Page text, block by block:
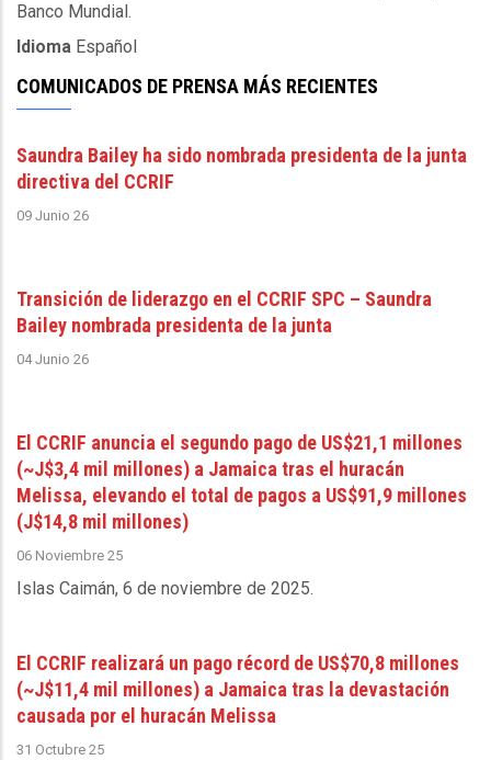
Banco Mundial.
Idioma Español
COMUNICADOS DE PRENSA MÁS RECIENTES
Saundra Bailey ha sido nombrada presidenta de la junta
directiva del CCRIF
09 Junio 26
Transición de liderazgo en el CCRIF SPC – Saundra
Bailey nombrada presidenta de la junta
04 Junio 26
El CCRIF anuncia el segundo pago de US$21,1 millones
(~J$3,4 mil millones) a Jamaica tras el huracán
Melissa, elevando el total de pagos a US$91,9 millones
(J$14,8 mil millones)
06 Noviembre 25
Islas Caimán, 6 de noviembre de 2025.
El CCRIF realizará un pago récord de US$70,8 millones
(~J$11,4 mil millones) a Jamaica tras la devastación
causada por el huracán Melissa
31 Octubre 25